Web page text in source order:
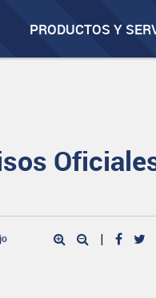
PRODUCTOS Y
|